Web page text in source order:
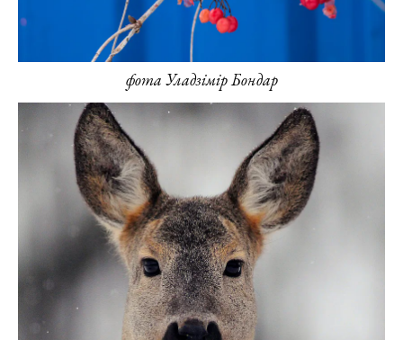
фота Уладзімір Бондар